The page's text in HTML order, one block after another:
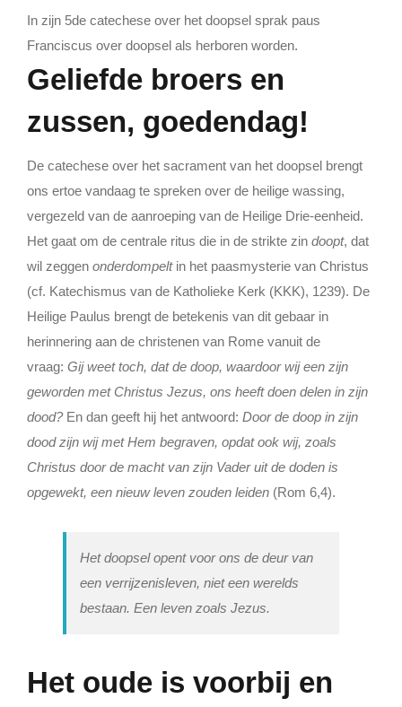
In zijn 5de catechese over het doopsel sprak paus
Franciscus over doopsel als herboren worden.
Geliefde broers en
zussen, goedendag!
De catechese over het sacrament van het doopsel brengt
ons ertoe vandaag te spreken over de heilige wassing,
vergezeld van de aanroeping van de Heilige Drie-eenheid.
Het gaat om de centrale ritus die in de strikte zin doopt, dat
wil zeggen onderdompeltin het paasmysterie van Christus
(cf. Katechismus van de Katholieke Kerk (KKK), 1239). De
Heilige Paulus brengt de betekenis van dit gebaar in
herinnering aan de christenen van Rome vanuit de
vraag: Gij weet toch, dat de doop, waardoor wij een zijn
geworden met Christus Jezus, ons heeft doen delen in zijn
dood?En dan geeft hij het antwoord: Door de doop in zijn
dood zijn wij met Hem begraven, opdat ook wij, zoals
Christus door de macht van zijn Vader uit de doden is
opgewekt, een nieuw leven zouden leiden (Rom 6,4).
Het doopsel opent voor ons de deur van
een verrijzenisleven, niet een werelds
bestaan. Een leven zoals Jezus.
Het oude is voorbij en